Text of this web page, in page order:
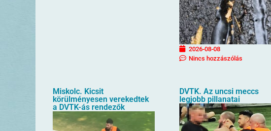
2026-08-08
Nincs hozzászólás
Miskolc. Kicsit
körülményesen verekedtek
a DVTK-ás rendezők
DVTK. Az uncsi meccs
legjobb pillanatai